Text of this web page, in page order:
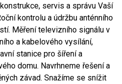
servis a správu Vaší
kontrolu a údržbu anténního
Měření televizního signálu v
a kabelového vysílání,
stanice pro šíření a
domu. Navrhneme řešení a
závad. Snažíme se snížit